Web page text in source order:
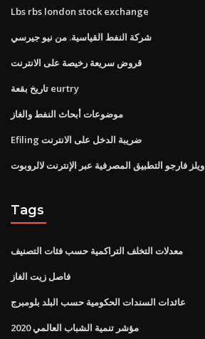
Lbs rbs london stock exchange
شركة النفط القياسية. من نيو جيرسي
قروض سريعة رخيصة على الانترنت
تاريخ بقعة eurtry
موضوعات أبحاث النفط والغاز
Efiling ضريبة الدخل على الانترنت
ويلز فارجو التطبيق المصرفية عبر الإنترنت لالروبوت
Tags
معدلات التخلف التراكمية حسب فئات التصنيف
فاصل زيت الغاز
عائدات السندات الحكومية حسب البلد بلومبرج
مؤشر تنمية الشباب العالمي 2020